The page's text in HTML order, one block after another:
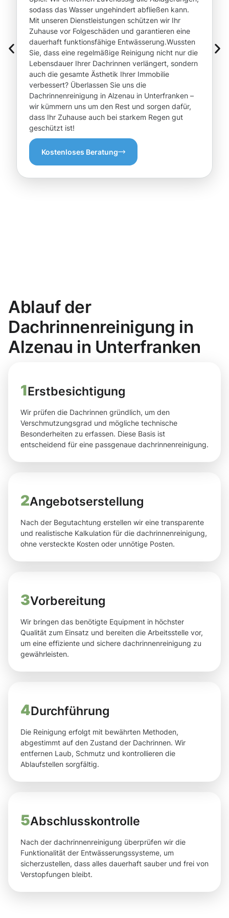
sodass das Wasser ungehindert abfließen kann.
Mit unseren Dienstleistungen schützen wir Ihr
Zuhause vor Folgeschäden und garantieren eine
dauerhaft funktionsfähige Entwässerung.Wussten
Sie, dass eine regelmäßige Reinigung nicht nur die
Lebensdauer Ihrer Dachrinnen verlängert, sondern
auch die gesamte Ästhetik Ihrer Immobilie
verbessert? Überlassen Sie uns die
Dachrinnenreinigung in Alzenau in Unterfranken –
wir kümmern uns um den Rest und sorgen dafür,
dass Ihr Zuhause auch bei starkem Regen gut
geschützt ist!
Kostenloses Beratung
Ablauf der
Dachrinnenreinigung in
Alzenau in Unterfranken
1Erstbesichtigung
Wir prüfen die Dachrinnen gründlich, um den
Verschmutzungsgrad und mögliche technische
Besonderheiten zu erfassen. Diese Basis ist
entscheidend für eine passgenaue dachrinnenreinigung.
2Angebotserstellung
Nach der Begutachtung erstellen wir eine transparente
und realistische Kalkulation für die dachrinnenreinigung,
ohne versteckte Kosten oder unnötige Posten.
3Vorbereitung
Wir bringen das benötigte Equipment in höchster
Qualität zum Einsatz und bereiten die Arbeitsstelle vor,
um eine effiziente und sichere dachrinnenreinigung zu
gewährleisten.
4Durchführung
Die Reinigung erfolgt mit bewährten Methoden,
abgestimmt auf den Zustand der Dachrinnen. Wir
entfernen Laub, Schmutz und kontrollieren die
Ablaufstellen sorgfältig.
5Abschlusskontrolle
Nach der dachrinnenreinigung überprüfen wir die
Funktionalität der Entwässerungssysteme, um
sicherzustellen, dass alles dauerhaft sauber und frei von
Verstopfungen bleibt.